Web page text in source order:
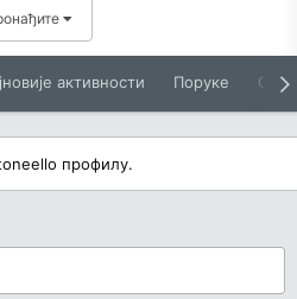
активности Поруке O
профилу.